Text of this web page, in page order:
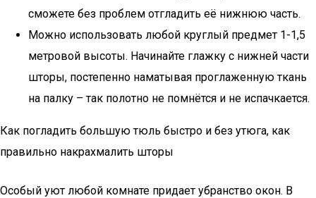
сможете без проблем отгладить её нижнюю часть.
Можно использовать любой круглый предмет 1-1,5
метровой высоты. Начинайте глажку с нижней части
шторы, постепенно наматывая проглаженную ткань
на палку – так полотно не помнётся и не испачкается.
Как погладить большую тюль быстро и без утюга, как
правильно накрахмалить шторы
Особый уют любой комнате придает убранство окон. В